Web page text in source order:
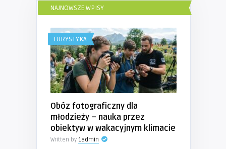
NAJNOWSZE WPISY
TURYSTYKA
Obóz fotograficzny dla
młodzieży – nauka przez
obiektyw w wakacyjnym klimacie
Written by 1admin